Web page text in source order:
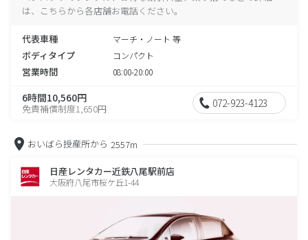
は、こちらから各店舗お電話ください。
代表車種 マーチ・ノート 等
ボディタイプ コンパクト
営業時間 08:00-20:00
6時間10,560円
免責補償制度1,650円 072-923-4123
おいばら授産所から 2557m
日産レンタカー近鉄八尾駅前店
大阪府八尾市桜ケ丘1-44